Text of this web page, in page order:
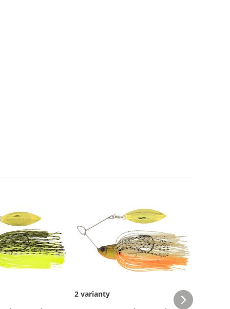
2 varianty